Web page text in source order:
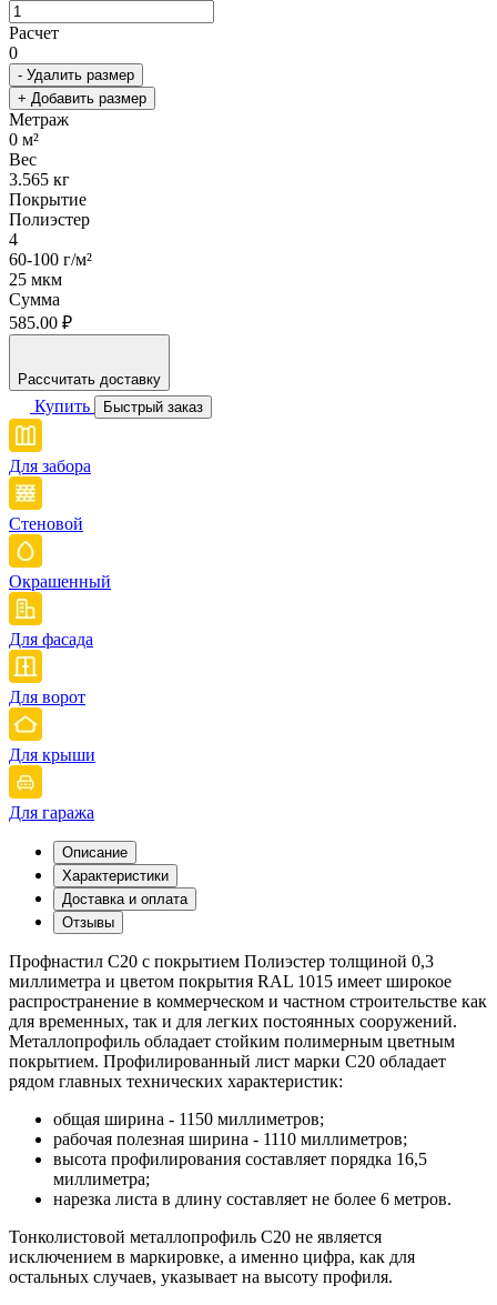
Расчет
0
- Удалить размер
+ Добавить размер
Метраж
0 м²
Вес
3.565 кг
Покрытие
Полиэстер
4
60-100 г/м²
25 мкм
Сумма
585.00 ₽
Рассчитать доставку
Купить Быстрый заказ
Для забора
Стеновой
Окрашенный
Для фасада
Для ворот
Для крыши
Для гаража
Описание
Характеристики
Доставка и оплата
Отзывы
Профнастил С20 с покрытием Полиэстер толщиной 0,3
миллиметра и цветом покрытия RAL 1015 имеет широкое
распространение в коммерческом и частном строительстве как
для временных, так и для легких постоянных сооружений.
Металлопрофиль обладает стойким полимерным цветным
покрытием. Профилированный лист марки С20 обладает
рядом главных технических характеристик:
общая ширина - 1150 миллиметров;
рабочая полезная ширина - 1110 миллиметров;
высота профилирования составляет порядка 16,5
миллиметра;
нарезка листа в длину составляет не более 6 метров.
Тонколистовой металлопрофиль С20 не является
исключением в маркировке, а именно цифра, как для
остальных случаев, указывает на высоту профиля.